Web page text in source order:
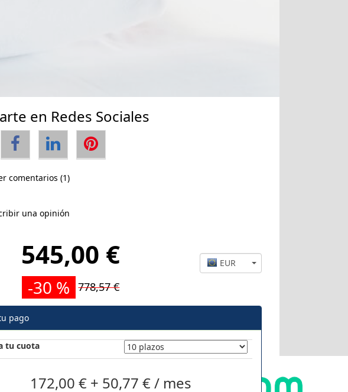
en Redes Sociales
comentarios (1)
una opinión
545,00 €
-30 % 778,57 €
EUR
pago
tu cuota
172,00 € + 50,77 € / mes